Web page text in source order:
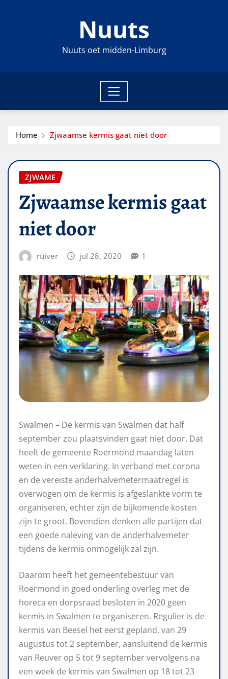
Nuuts
Nuuts oet midden-Limburg
Home Zjwaamse kermis gaat niet door
ZJWAME
Zjwaamse kermis gaat
niet door
ruiver jul 28, 2020 1
Swalmen – De kermis van Swalmen dat half
september zou plaatsvinden gaat niet door. Dat
heeft de gemeente Roermond maandag laten
weten in een verklaring. In verband met corona
en de vereiste anderhalvemetermaatregel is
overwogen om de kermis is afgeslankte vorm te
organiseren, echter zijn de bijkomende kosten
zijn te groot. Bovendien denken alle partijen dat
een goede naleving van de anderhalvemeter
tijdens de kermis onmogelijk zal zijn.
Daarom heeft het gemeentebestuur van
Roermond in goed onderling overleg met de
horeca en dorpsraad besloten in 2020 geen
kermis in Swalmen te organiseren. Regulier is de
kermis van Beesel het eerst gepland, van 29
augustus tot 2 september, aansluitend de kermis
van Reuver op 5 tot 9 september vervolgens na
een week de kermis van Swalmen op 18 tot 23